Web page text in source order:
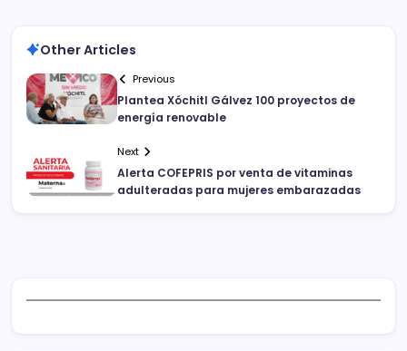
Other Articles
Previous
Plantea Xóchitl Gálvez 100 proyectos de
energía renovable
Next
Alerta COFEPRIS por venta de vitaminas
adulteradas para mujeres embarazadas